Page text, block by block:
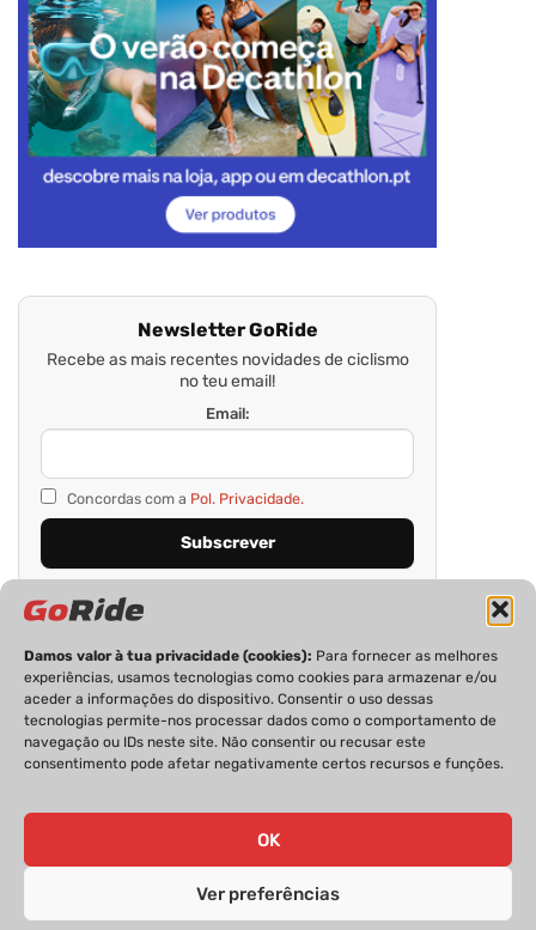
Damos valor à tua privacidade (cookies): Para fornecer as melhores
experiências, usamos tecnologias como cookies para armazenar e/ou
aceder a informações do dispositivo. Consentir o uso dessas
tecnologias permite-nos processar dados como o comportamento de
navegação ou IDs neste site. Não consentir ou recusar este
consentimento pode afetar negativamente certos recursos e funções.
OK
Ver preferências
Newsletter GoRide
Recebe as mais recentes novidades de ciclismo
no teu email!
Email:
Concordas com a Pol. Privacidade.
PRIVACIDADE FICHA TÉCNICA
ESTATUTO EDITORIAL
GoRide 2026 | Todos os direitos reservados.